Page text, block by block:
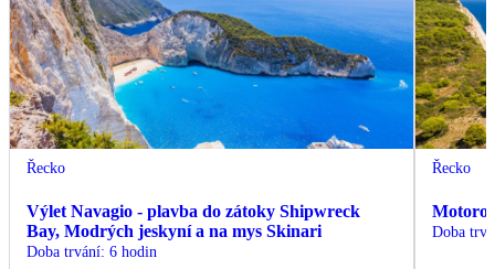
Řecko
Výlet Navagio - plavba do zátoky Shipwreck
Bay, Modrých jeskyní a na mys Skinari
Doba trvání: 6 hodin
Řecko
Doba